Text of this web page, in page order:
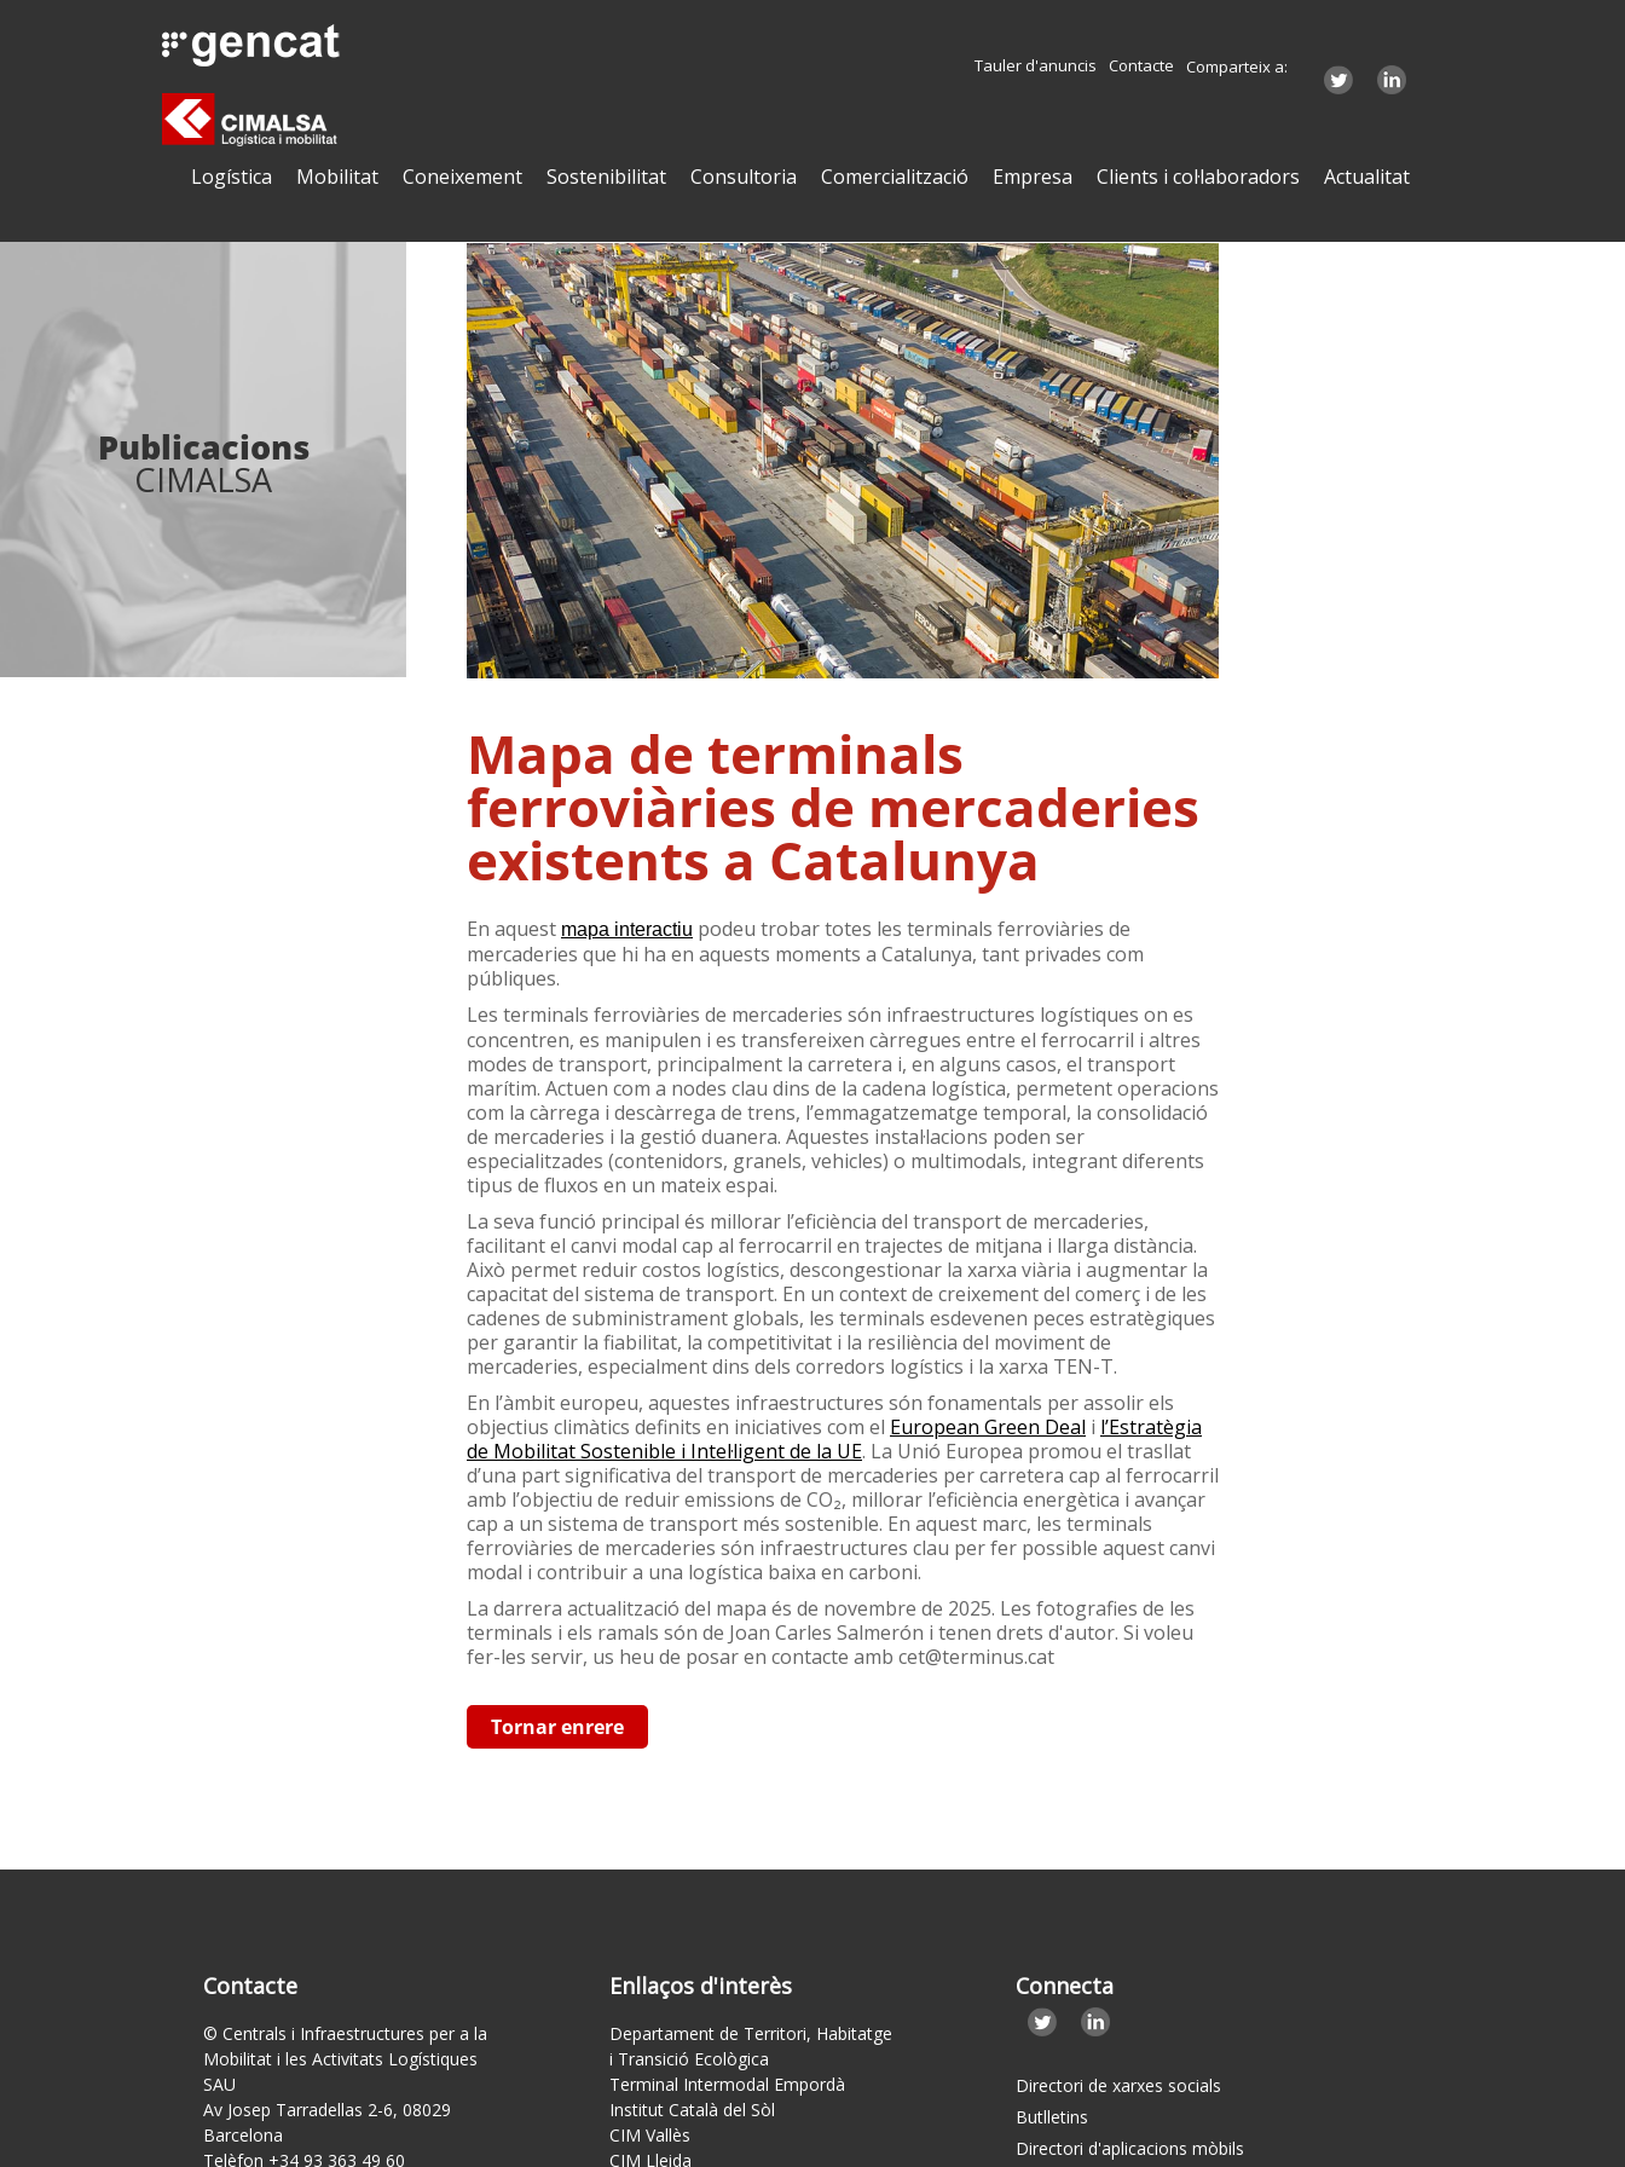
Tauler d'anuncis Contacte Comparteix a:
Logística Mobilitat Coneixement Sostenibilitat Consultoria Comercialització Empresa Clients i col·laboradors Actualitat
Publicacions
CIMALSA
Mapa de terminals
ferroviàries de mercaderies
existents a Catalunya
En aquest mapa interactiu podeu trobar totes les terminals ferroviàries de
mercaderies que hi ha en aquests moments a Catalunya, tant privades com
públiques.
Les terminals ferroviàries de mercaderies són infraestructures logístiques on es
concentren, es manipulen i es transfereixen càrregues entre el ferrocarril i altres
modes de transport, principalment la carretera i, en alguns casos, el transport
marítim. Actuen com a nodes clau dins de la cadena logística, permetent operacions
com la càrrega i descàrrega de trens, l’emmagatzematge temporal, la consolidació
de mercaderies i la gestió duanera. Aquestes instal·lacions poden ser
especialitzades (contenidors, granels, vehicles) o multimodals, integrant diferents
tipus de fluxos en un mateix espai.
La seva funció principal és millorar l’eficiència del transport de mercaderies,
facilitant el canvi modal cap al ferrocarril en trajectes de mitjana i llarga distància.
Això permet reduir costos logístics, descongestionar la xarxa viària i augmentar la
capacitat del sistema de transport. En un context de creixement del comerç i de les
cadenes de subministrament globals, les terminals esdevenen peces estratègiques
per garantir la fiabilitat, la competitivitat i la resiliència del moviment de
mercaderies, especialment dins dels corredors logístics i la xarxa TEN-T.
En l’àmbit europeu, aquestes infraestructures són fonamentals per assolir els
objectius climàtics definits en iniciatives com el European Green Deal i l’Estratègia
de Mobilitat Sostenible i Intel·ligent de la UE. La Unió Europea promou el trasllat
d’una part significativa del transport de mercaderies per carretera cap al ferrocarril
amb l’objectiu de reduir emissions de CO₂, millorar l’eficiència energètica i avançar
cap a un sistema de transport més sostenible. En aquest marc, les terminals
ferroviàries de mercaderies són infraestructures clau per fer possible aquest canvi
modal i contribuir a una logística baixa en carboni.
La darrera actualització del mapa és de novembre de 2025. Les fotografies de les
terminals i els ramals són de Joan Carles Salmerón i tenen drets d'autor. Si voleu
fer-les servir, us heu de posar en contacte amb cet@terminus.cat
Tornar enrere
Contacte
© Centrals i Infraestructures per a la
Mobilitat i les Activitats Logístiques
SAU
Av Josep Tarradellas 2-6, 08029
Barcelona
Telèfon +34 93 363 49 60
Enllaços d'interès
Departament de Territori, Habitatge
i Transició Ecològica
Terminal Intermodal Empordà
Institut Català del Sòl
CIM Vallès
CIM Lleida
Connecta
Directori de xarxes socials
Butlletins
Directori d'aplicacions mòbils